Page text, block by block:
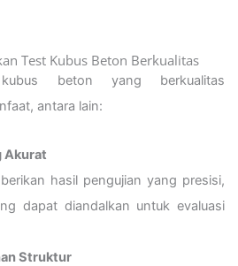
Test Kubus Beton Berkualitas
beton yang berkualitas
antara lain:
Akurat
hasil pengujian yang presisi,
dapat diandalkan untuk evaluasi
Struktur